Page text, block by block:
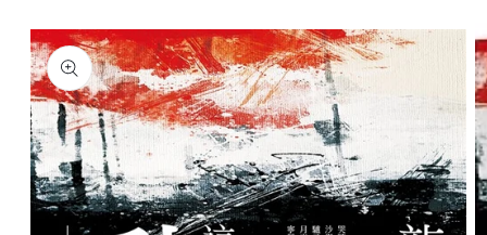
product
information